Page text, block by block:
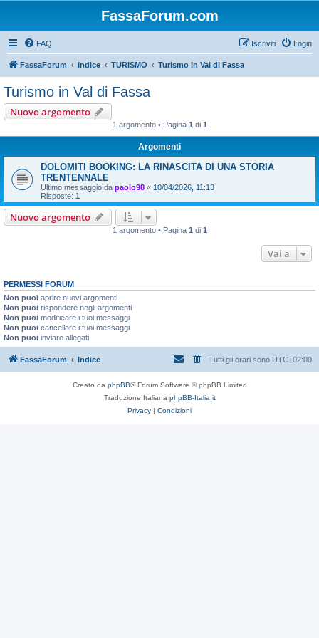
FassaForum.com
FAQ Login
Iscriviti
FassaForum Indice TURISMO Turismo in Val di Fassa
Turismo in Val di Fassa
Nuovo argomento
1 argomento • Pagina 1 di 1
Argomenti
DOLOMITI BOOKING: LA RINASCITA DI UNA STORIA
TRENTENNALE
Ultimo messaggio da paolo98 « 10/04/2026, 11:13
Risposte: 1
Nuovo argomento
1 argomento • Pagina 1 di 1
Vai a
PERMESSI FORUM
Non puoi aprire nuovi argomenti
Non puoi rispondere negli argomenti
Non puoi modificare i tuoi messaggi
Non puoi cancellare i tuoi messaggi
Non puoi inviare allegati
FassaForum Indice Tutti gli orari sono UTC+02:00
Creato da phpBB® Forum Software © phpBB Limited
Traduzione Italiana phpBB-Italia.it
Privacy | Condizioni